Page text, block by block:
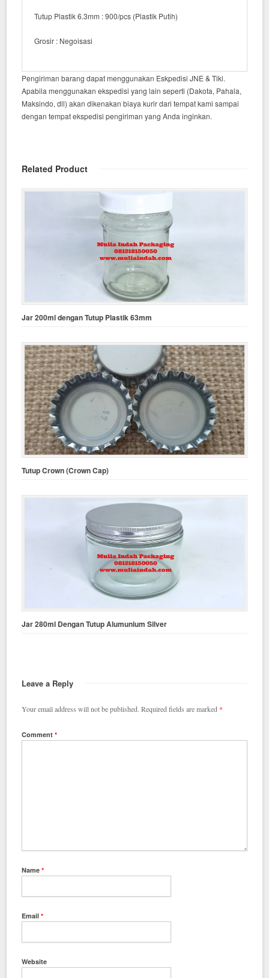
Tutup Plastik 6.3mm : 900/pcs (Plastik Putih)
Grosir : Negoisasi
Pengiriman barang dapat menggunakan Eskpedisi JNE & Tiki.
Apabila menggunakan ekspedisi yang lain seperti (Dakota, Pahala,
Maksindo, dll) akan dikenakan biaya kurir dari tempat kami sampai
dengan tempat ekspedisi pengiriman yang Anda inginkan.
Related Product
Jar 200ml dengan Tutup Plastik 63mm
Tutup Crown (Crown Cap)
Jar 280ml Dengan Tutup Alumunium Silver
Leave a Reply
Your email address will not be published. Required fields are marked *
Comment*
Name*
Email*
Website